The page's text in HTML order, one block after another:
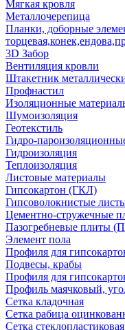
Мягкая кровля
Металлочерепица
Планки, доборные
3D Забор
Вентиляция кровли
Штакетник
Профнастил
Изоляционные
Шумоизоляция
Геотекстиль
Гидро-
Гидроизоляция
Теплоизоляция
Листовые материалы
Гипсокартон (ГКЛ)
Гипсоволокнистые
Цементно-стружечные
Пазогребневые плиты
Элемент пола
Профиля для
Подвесы, крабы
Профиля для
Профиль маячковый,
Сетка кладочная
Сетка рабица
Сетка стеклопластиковая